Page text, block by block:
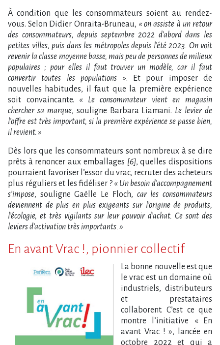
À condition que les consommateurs soient au rendez-
vous. Selon Didier Onraita-Bruneau, « on assiste à un retour
des consommateurs, depuis septembre 2022 d’abord dans les
petites villes, puis dans les métropoles depuis l’été 2023. On voit
revenir la classe moyenne basse, mais peu de personnes de milieux
populaires ; pour elles il faut trouver un modèle, car il faut
convertir toutes les populations ». Et pour imposer de
nouvelles habitudes, il faut que la première expérience
soit convaincante. « Le consommateur vient en magasin
chercher sa marque, souligne Barbara Liamani. Le levier de
l’offre est très important, si la première expérience se passe bien,
il revient. »
Dès lors que les consommateurs sont nombreux à se dire
prêts à renoncer aux emballages [6], quelles dispositions
pourraient favoriser l’essor du vrac, recruter des acheteurs
plus réguliers et les fidéliser ?« Un besoin d’accompagnement
s’impose, souligne Gaëlle Le Floch, car les consommateurs
deviennent de plus en plus exigeants sur l’origine de produits,
l’écologie, et très vigilants sur leur pouvoir d’achat. Ce sont des
leviers d’activation très importants. »
En avant Vrac !, pionnier collectif
La bonne nouvelle est que
le vrac est un domaine où
industriels, distributeurs
et prestataires
collaborent. C’est ce que
montre l’initiative « En
avant Vrac ! », lancée en
octobre 2022 et qui a